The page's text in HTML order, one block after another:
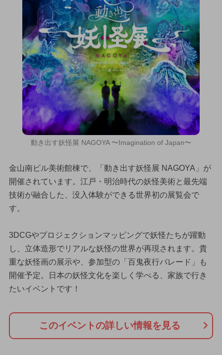
動き出す妖怪展 NAGOYA 〜Imagination of Japan〜
金山南ビル美術館棟で、「動き出す妖怪展 NAGOYA」が
開催されています。江戸・明治時代の妖怪美術と最先端
技術が融合した、没入体験ができる世界初の展覧会で
す。
3DCGやプロジェクションマッピングで妖怪たちが躍動
し、立体造形でリアルな妖怪の世界が再現されます。貴
重な妖怪画の展示や、参加型の「百鬼夜行パレード」も
開催予定。日本の妖怪文化を楽しく学べる、家族で行き
たいイベントです！
このイベントの詳しい情報を見る